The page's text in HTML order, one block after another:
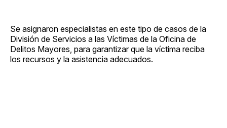
Se asignaron especialistas en este tipo de casos de la
División de Servicios a las Víctimas de la Oficina de
Delitos Mayores, para garantizar que la víctima reciba
los recursos y la asistencia adecuados.